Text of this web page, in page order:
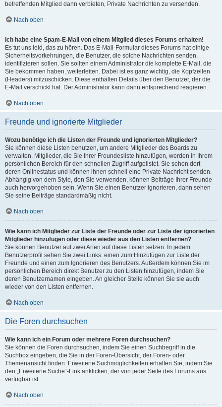
betreffenden Mitglied dann verbieten, Private Nachrichten zu versenden.
Nach oben
Ich habe eine Spam-E-Mail von einem Mitglied dieses Forums erhalten!
Es tut uns leid, das zu hören. Das E-Mail-Formular dieses Forums hat einige
Sicherheitsvorkehrungen, die Benutzer, die solche Nachrichten senden,
identifizieren sollen. Sie sollten einem Administrator die komplette E-Mail, die
Sie bekommen haben, weiterleiten. Dabei ist es ganz wichtig, die Kopfzeilen
(Headers) mitzuschicken. Diese enthalten Details über den Benutzer, der die
E-Mail verschickt hat. Der Administrator kann dann entsprechend reagieren.
Nach oben
Freunde und ignorierte Mitglieder
Wozu benötige ich die Listen der Freunde und ignorierten Mitglieder?
Sie können diese Listen benutzen, um andere Mitglieder des Boards zu
verwalten. Mitglieder, die Sie Ihrer Freundesliste hinzufügen, werden in Ihrem
persönlichen Bereich für den schnellen Zugriff aufgelistet. Sie sehen dort
deren Onlinestatus und können ihnen schnell eine Private Nachricht senden.
Abhängig von dem Style, den Sie verwenden, können Beiträge Ihrer Freunde
auch hervorgehoben sein. Wenn Sie einen Benutzer ignorieren, dann sehen
Sie seine Beiträge standardmäßig nicht.
Nach oben
Wie kann ich Mitglieder zur Liste der Freunde oder zur Liste der ignorierten
Mitglieder hinzufügen oder diese wieder aus den Listen entfernen?
Sie können Benutzer auf zwei Arten auf diese Listen setzen: In jedem
Benutzerprofil sehen Sie zwei Links: einen zum Hinzufügen zur Liste der
Freunde und einen zum Ignorieren des Benutzers. Außerdem können Sie im
persönlichen Bereich direkt Benutzer zu den Listen hinzufügen, indem Sie
deren Benutzernamen eingeben. An gleicher Stelle können Sie sie auch
wieder von den Listen entfernen.
Nach oben
Die Foren durchsuchen
Wie kann ich ein Forum oder mehrere Foren durchsuchen?
Sie können die Foren durchsuchen, indem Sie einen Suchbegriff in die
Suchbox eingeben, die Sie in der Foren-Übersicht, der Foren- oder
Themenansicht finden. Erweiterte Suchmöglichkeiten erhalten Sie, indem Sie
den „Erweiterte Suche“-Link anklicken, der von jeder Seite des Forums aus
verfügbar ist.
Nach oben